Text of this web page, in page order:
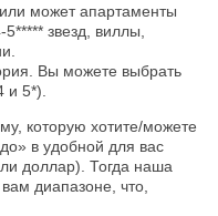
может апартаменты
звезд, виллы,
Вы можете выбрать
и 5*).
которую хотите/можете
в удобной для вас
доллар). Тогда наша
диапазоне, что,